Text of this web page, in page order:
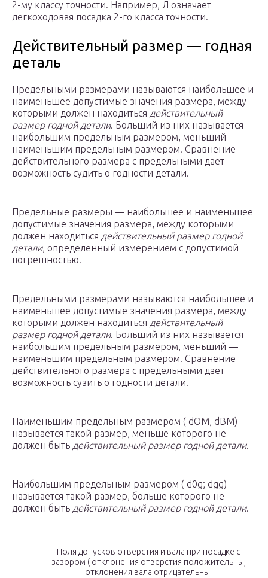
2-му классу точности. Например, Л означает
легкоходовая посадка 2-го класса точности.
Действительный размер — годная
деталь
Предельными размерами называются наибольшее и
наименьшее допустимые значения размера, между
которыми должен находиться действительный
размер годной детали. Больший из них называется
наибольшим предельным размером, меньший —
наименьшим предельным размером. Сравнение
действительного размера с предельными дает
возможность судить о годности детали.
Предельные размеры — наибольшее и наименьшее
допустимые значения размера, между которыми
должен находиться действительный размер годной
детали, определенный измерением с допустимой
погрешностью.
Предельными размерами называются наибольшее и
наименьшее допустимые значения размера, между
которыми должен находиться действительный
размер годной детали. Больший из них называется
наибольшим предельным размером, меньший —
наименьшим предельным размером. Сравнение
действительного размера с предельными дает
возможность сузить о годности детали.
Наименьшим предельным размером ( dOM, dBM)
называется такой размер, меньше которого не
должен быть действительный размер годной детали.
Наибольшим предельным размером ( d0g; dgg)
называется такой размер, больше которого не
должен быть действительный размер годной детали.
Поля допусков отверстия и вала при посадке с
зазором ( отклонения отверстия положительны,
отклонения вала отрицательны.